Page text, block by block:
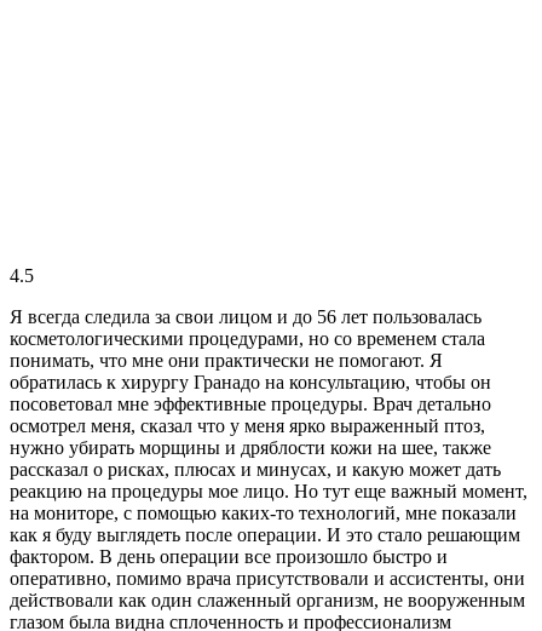
4.5
Я всегда следила за свои лицом и до 56 лет пользовалась
косметологическими процедурами, но со временем стала
понимать, что мне они практически не помогают. Я
обратилась к хирургу Гранадо на консультацию, чтобы он
посоветовал мне эффективные процедуры. Врач детально
осмотрел меня, сказал что у меня ярко выраженный птоз,
нужно убирать морщины и дряблости кожи на шее, также
рассказал о рисках, плюсах и минусах, и какую может дать
реакцию на процедуры мое лицо. Но тут еще важный момент,
на мониторе, с помощью каких-то технологий, мне показали
как я буду выглядеть после операции. И это стало решающим
фактором. В день операции все произошло быстро и
оперативно, помимо врача присутствовали и ассистенты, они
действовали как один слаженный организм, не вооруженным
глазом была видна сплоченность и профессионализм